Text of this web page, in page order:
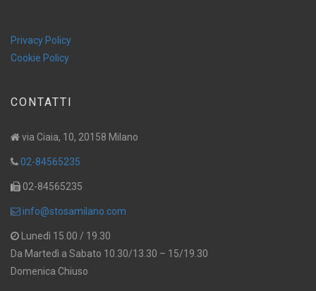
Privacy Policy
Cookie Policy
CONTATTI
via Ciaia, 10, 20158 Milano
02-84565235
02-84565235
info@stosamilano.com
Lunedì 15.00 / 19.30
Da Martedì a Sabato 10.30/13.30 – 15/19.30
Domenica Chiuso